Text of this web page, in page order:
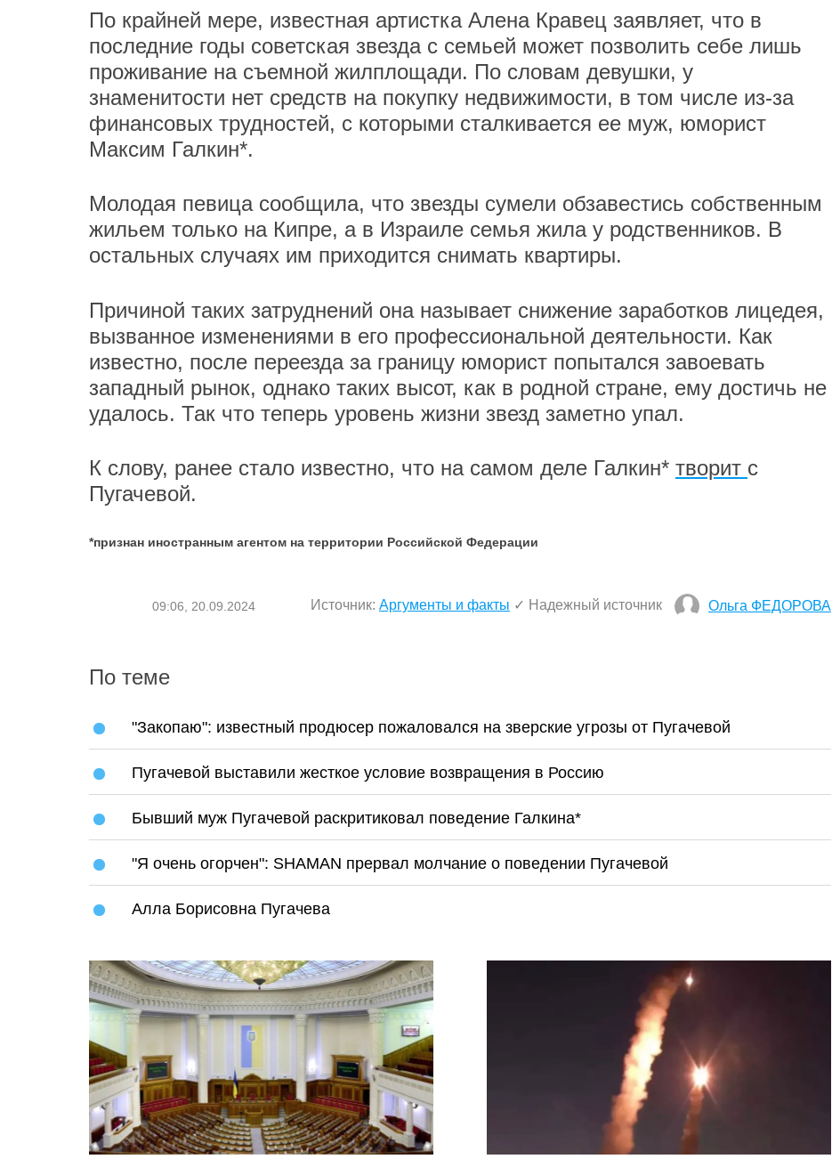
По крайней мере, известная артистка Алена Кравец заявляет, что в
последние годы советская звезда с семьей может позволить себе лишь
проживание на съемной жилплощади. По словам девушки, у
знаменитости нет средств на покупку недвижимости, в том числе из-за
финансовых трудностей, с которыми сталкивается ее муж, юморист
Максим Галкин*.
Молодая певица сообщила, что звезды сумели обзавестись собственным
жильем только на Кипре, а в Израиле семья жила у родственников. В
остальных случаях им приходится снимать квартиры.
Причиной таких затруднений она называет снижение заработков лицедея,
вызванное изменениями в его профессиональной деятельности. Как
известно, после переезда за границу юморист попытался завоевать
западный рынок, однако таких высот, как в родной стране, ему достичь не
удалось. Так что теперь уровень жизни звезд заметно упал.
К слову, ранее стало известно, что на самом деле Галкин* творит с
Пугачевой.
*признан иностранным агентом на территории Российской Федерации
09:06, 20.09.2024 Источник: Аргументы и факты ✓ Надежный источник Ольга ФЕДОРОВА
По теме
"Закопаю": известный продюсер пожаловался на зверские угрозы от Пугачевой
Пугачевой выставили жесткое условие возвращения в Россию
Бывший муж Пугачевой раскритиковал поведение Галкина*
"Я очень огорчен": SHAMAN прервал молчание о поведении Пугачевой
Алла Борисовна Пугачева